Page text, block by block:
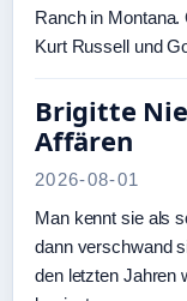
Ranch in
Kurt Russell und
Brigitte
Affären
2026-08-01
Man kennt sie als
dann verschwand
den letzten Jahren